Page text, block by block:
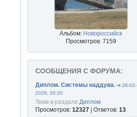
Альбом: Новороссийск
Просмотров: 7159
СООБЩЕНИЯ С ФОРУМА:
Диплом. Системы наддува. ⇒28-02-
2026, 20:20
Тема в разделе:Диплом
Просмотров:12327 | Ответов:13